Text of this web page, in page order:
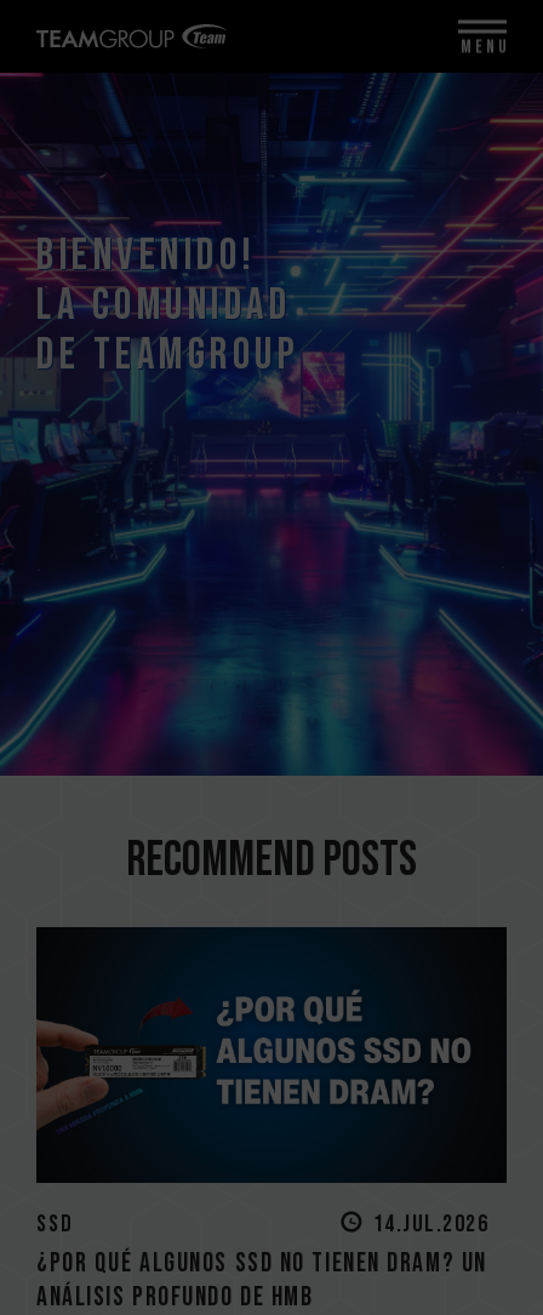
BIENVENIDO!
LA COMUNIDAD
DE TEAMGROUP
Recommend Posts
SSD 14.JUL.2026
¿Por qué algunos SSD no tienen DRAM? Un
análisis profundo de HMB
MENU